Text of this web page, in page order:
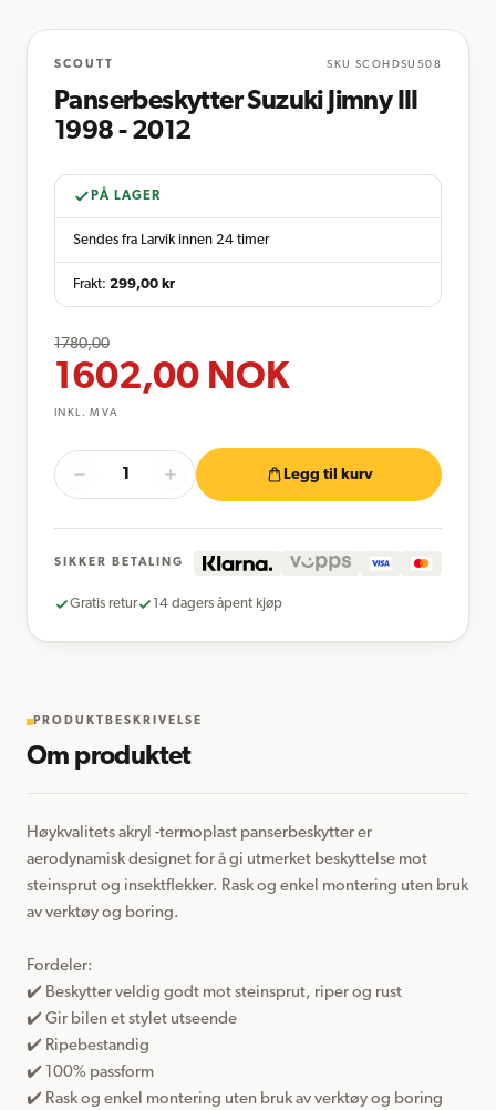
SCOUTT SKU SCOHDSU508
Panserbeskytter Suzuki Jimny III
1998 - 2012
PÅ LAGER
Sendes fra Larvik innen 24 timer
Frakt: 299,00 kr
1780,00
1602,00 NOK
INKL. MVA
Legg til kurv
SIKKER BETALING
Gratis retur 14 dagers åpent kjøp
PRODUKTBESKRIVELSE
Om produktet
Høykvalitets akryl -termoplast panserbeskytter er
aerodynamisk designet for å gi utmerket beskyttelse mot
steinsprut og insektflekker. Rask og enkel montering uten bruk
av verktøy og boring.
Fordeler:
✔️ Beskytter veldig godt mot steinsprut, riper og rust
✔️ Gir bilen et stylet utseende
✔️ Ripebestandig
✔️ 100% passform
✔️ Rask og enkel montering uten bruk av verktøy og boring